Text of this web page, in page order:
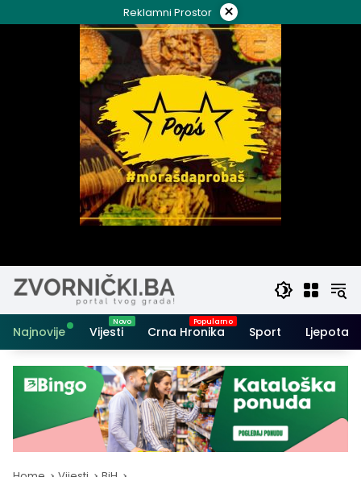
to
Reklamni Prostor ×
Najnovije Vijesti Crna Hronika Sport Ljepota i